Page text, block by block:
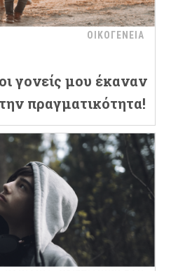
ΟΙΚΟΓΕΝΕΙΑ
γονείς μου έκαναν
πραγματικότητα!